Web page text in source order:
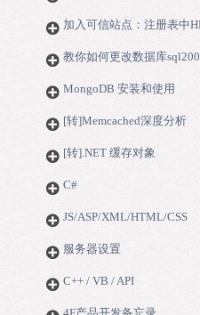
加入可信站点：注册表中
教你如何更改数据库
MongoDB 安装和使用
[转]Memcached深度分析
[转].NET 缓存对象
C#
JS/ASP/XML/HTML/CSS
服务器设置
C++ / VB / API